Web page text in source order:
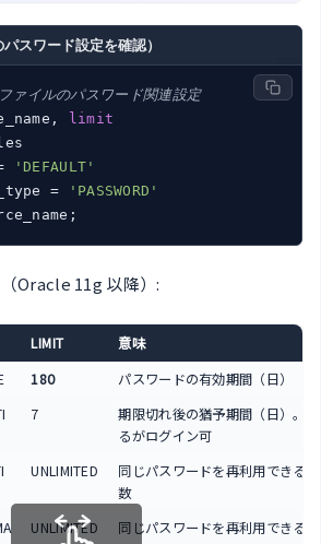
スワード設定を確認）
イルのパスワード関連設定
limit
'DEFAULT'
=
'PASSWORD'
Oracle 11g 以降）:
LIMIT
意味
180
パスワードの有効期間（日）
7
期限切れ後の猶予期間（日）。
るがログイン可
UNLIMITED
同じパスワードを再利用できる
数
UNLIMITED
同じパスワードを再利用できる